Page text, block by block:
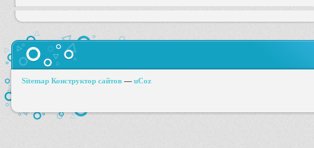
Sitemap Конструктор сайтов — uCoz